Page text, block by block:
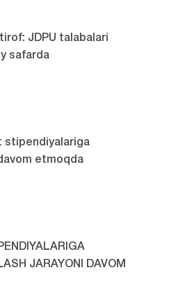
JDPU talabalari
safarda
stipendiyalariga
etmoqda
JARAYONI DAVOM